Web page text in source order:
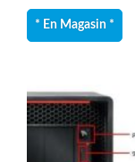
* En Magasin *